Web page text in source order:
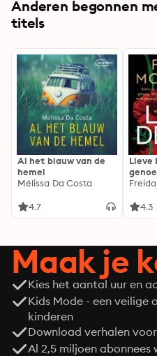
Anderen begonnen
titels
Al het blauw van de
hemel
Mélissa Da Costa
4.7
Lieve
4.3
Maak je
Kies het aantal uur en
Kids Mode - een veilige
kinderen
Download verhalen
Al 2,5 miljoen abonnees